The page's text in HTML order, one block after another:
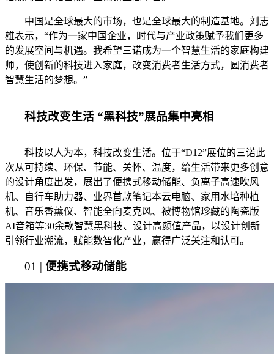
中国是全球最大的市场，也是全球最大的制造基地。刘志
雄表示，“作为一家中国企业，时代与产业政策赋予我们更多
的发展空间与机遇。我希望三诺成为一个智慧生活的家庭构建
师，使创新的科技进入家庭，改变消费者生活方式，圆消费者
智慧生活的梦想。”
科技改变生活 “黑科技”展品集中亮相
科技以人为本，科技改变生活。位于“D12”展位的三诺此
次从可持续、环保、节能、关怀、温度，给生活带来更多创意
的设计角度出发，展出了便携式移动储能、负离子高速吹风
机、自行车助力器、业界首款笔记本云电脑、家用水培种植
机、音乐香薰仪、智能全向麦克风、被博物馆珍藏的陶瓷版
AI音箱等30余款智慧黑科技、设计高颜值产品，以设计创新
引领行业潮流，赋能数智化产业，赢得广泛关注和认可。
01 | 便携式移动储能